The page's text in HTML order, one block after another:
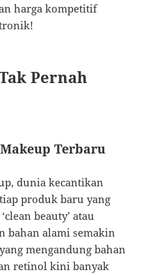
harga kompetitif
Pernah
Terbaru
dunia kecantikan
produk baru yang
beauty’ atau
bahan alami semakin
mengandung bahan
retinol kini banyak